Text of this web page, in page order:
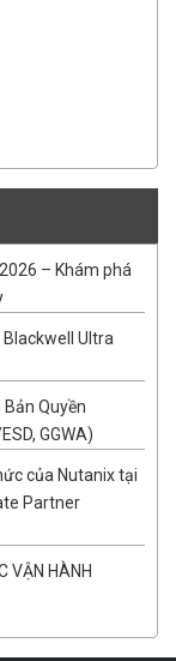
– Khám phá
Blackwell Ultra
Quyền
GGWA)
của Nutanix tại
Partner
VẬN HÀNH